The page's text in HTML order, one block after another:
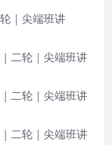
｜尖端班讲
二轮｜尖端班讲
二轮｜尖端班讲
二轮｜尖端班讲